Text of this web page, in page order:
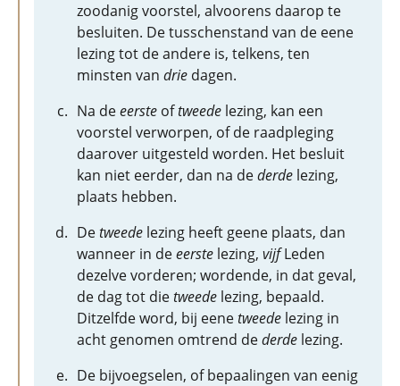
zoodanig voorstel, alvoorens daarop te
besluiten. De tusschenstand van de eene
lezing tot de andere is, telkens, ten
minsten van drie dagen.
Na deeerste oftweede lezing, kan een
voorstel verworpen, of de raadpleging
daarover uitgesteld worden. Het besluit
kan niet eerder, dan na dederde lezing,
plaats hebben.
Detweede lezing heeft geene plaats, dan
wanneer in deeerste lezing, vijfLeden
dezelve vorderen; wordende, in dat geval,
de dag tot dietweede lezing, bepaald.
Ditzelfde word, bij eenetweede lezing in
acht genomen omtrend dederde lezing.
De bijvoegselen, of bepaalingen van eenig